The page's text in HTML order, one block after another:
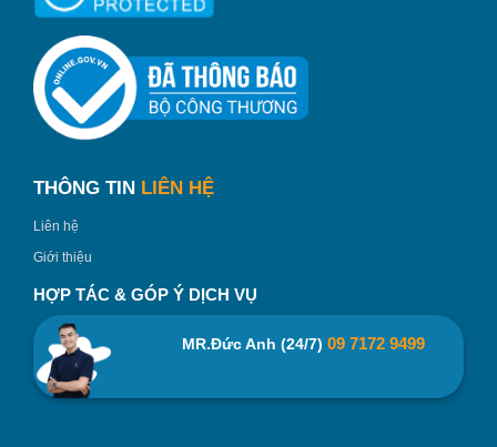
Thời gian giữ nhiệt lâu, giữ nóng đến 12 giờ và giữ lạnh
lên đến 24 giờ.
Thiết kế bao da thời trang, đảm bảo cách nhiệt hiệu
quả, túi đựng bình có quai đeo thuận tiện mang theo mọi
lúc mọi nơi.
phẩm & dược phẩm FDA của Mỹ và sử dụng nhựa cao
cấp không chứa chất BPA độc hại.
THÔNG TIN LIÊN HỆ
Liên hệ
Giới thiệu
HỢP TÁC & GÓP Ý DỊCH VỤ
MR.Đức Anh (24/7) 09 7172 9499